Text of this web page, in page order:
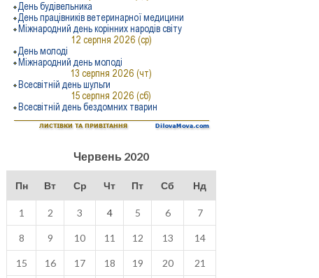
Червень 2020
Пн Вт Ср Чт Пт Сб Нд
1 2 3 4 5 6 7
8 9 10 11 12 13 14
15 16 17 18 19 20 21